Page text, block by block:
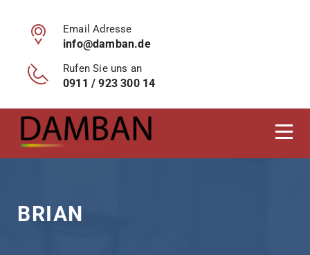
Email Adresse
info@damban.de
Rufen Sie uns an
0911 / 923 300 14
BRIAN